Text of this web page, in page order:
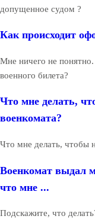
допущенное судом ?
Как происходит
Мне ничего не
военного билета?
Что мне делать,
военкомата?
Что мне делать, чтобы
Военкомат выдал
что мне ...
Подскажите, что